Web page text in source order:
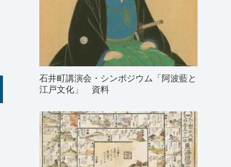
石井町講演会・シンポジウム「阿波藍と
江戸文化」 資料